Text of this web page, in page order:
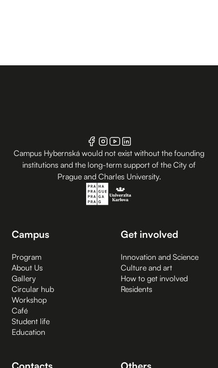
Campus Hybernská would not exist without the founding
institutions and the long-term support of the City of
Prague and Charles University.
Campus
Program
About Us
Gallery
Circular hub
Workshop
Café
Student life
Education
Get involved
Innovation and Science
Culture and art
How to get involved
Residents